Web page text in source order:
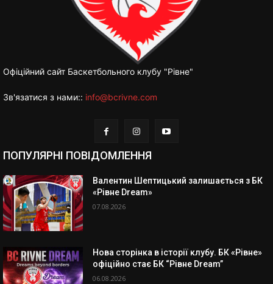
Офіційний сайт Баскетбольного клубу "Рівне"
Зв'язатися з нами:: info@bcrivne.com
ПОПУЛЯРНІ ПОВІДОМЛЕННЯ
Валентин Шептицький залишається з БК
«Рівне Dream»
07.08.2026
Нова сторінка в історії клубу. БК «Рівне»
офіційно стає БК “Рівне Dream”
06.08.2026